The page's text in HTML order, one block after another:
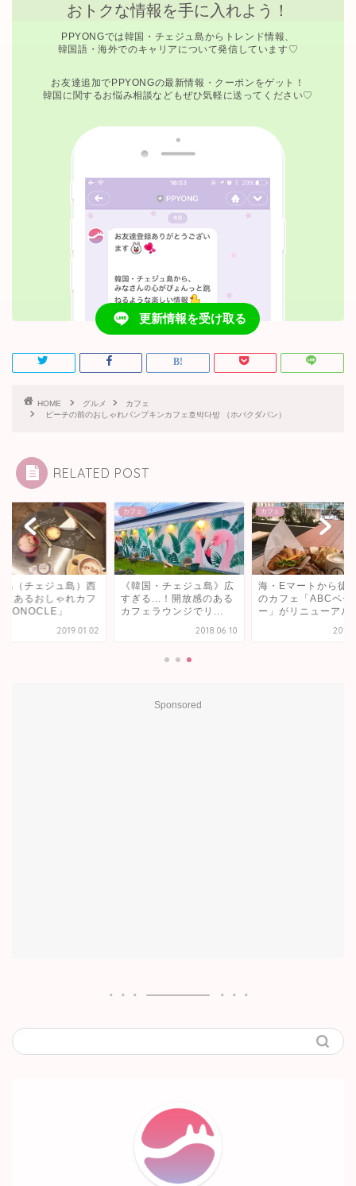
おトクな情報を手に入れよう！
PPYONGでは韓国・チェジュ島からトレンド情報、
韓国語・海外でのキャリアについて発信しています♡
お友達追加でPPYONGの最新情報・クーポンをゲット！
韓国に関するお悩み相談などもぜひ気軽に送ってください♡
更新情報を受け取る
HOME グルメ
カフェ
ビーチの前のおしゃれパンプキンカフェ호박다방 （ホバクダバン）
RELATED POST
島（チェジュ島）西
にあるおしゃれカフ
MONOCLE」
2019.01.02
カフェ
《韓国・チェジュ島》広
すぎる...！開放感のある
カフェラウンジでリ...
2018.06.10
カフェ
海・Eマートから徒
のカフェ「ABCベー
ー」がリニューアル
Sponsored